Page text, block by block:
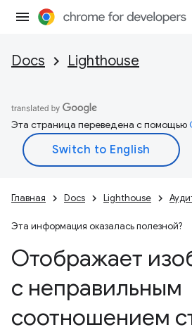
Docs Lighthouse
Эта страница переведена с помощью
Главная Docs Lighthouse
Эта информация оказалась полезной?
Отображает
с неправильным
соотношением